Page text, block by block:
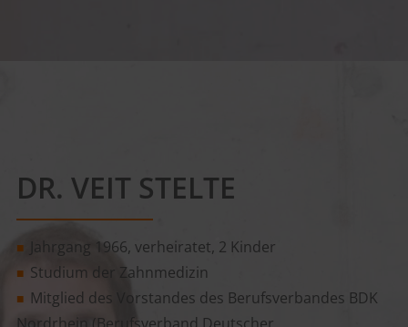
DR. VEIT STELTE
■ Jahrgang 1966, verheiratet, 2 Kinder
■ Studium der Zahnmedizin
■ Mitglied des Vorstandes des Berufsverbandes BDK